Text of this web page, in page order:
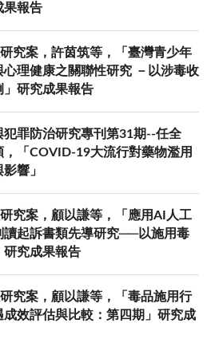
果報告
究案，許茵筑等，「臺灣青少年
心理健康之關聯性研究 －以涉毒收
」研究成果報告
犯罪防治研究專刊第31期--任全
，「COVID-19大流行對藥物濫用
響」
究案，顧以謙等，「應用AI人工
讀起訴書類先導研究──以施用毒
研究成果報告
究案，顧以謙等，「毒品施用行
成效評估與比較：第四期」研究成